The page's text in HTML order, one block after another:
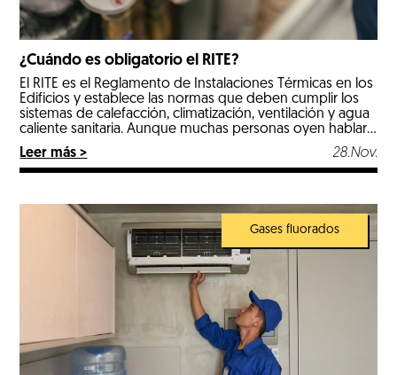
¿Cuándo es obligatorio el RITE?
El RITE es el Reglamento de Instalaciones Térmicas en los
Edificios y establece las normas que deben cumplir los
sistemas de calefacción, climatización, ventilación y agua
caliente sanitaria. Aunque muchas personas oyen hablar
de él cuando hacen reformas o instalan un equipo
nuevo, no siempre está claro cuándo es obligatorio el
RITE y quién debe […]
Leer más > 28.Nov.
Gases fluorados